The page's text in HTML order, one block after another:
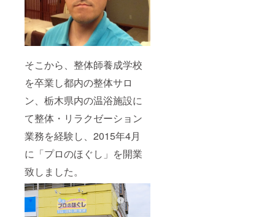
そこから、整体師養成学校
を卒業し都内の整体サロ
ン、栃木県内の温浴施設に
て整体・リラクゼーション
業務を経験し、2015年4月
に「プロのほぐし」を開業
致しました。